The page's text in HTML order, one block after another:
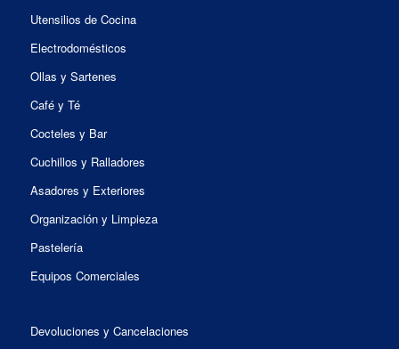
Utensilios de Cocina
Electrodomésticos
Ollas y Sartenes
Café y Té
Cocteles y Bar
Cuchillos y Ralladores
Asadores y Exteriores
Organización y Limpieza
Pastelería
Equipos Comerciales
Devoluciones y Cancelaciones